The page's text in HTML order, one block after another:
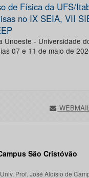
de Física da UFS/
no IX SEIA, VII
Unoeste - Universidade
07 e 11 de maio de
São Cristóvão
Prof. José Aloísio de